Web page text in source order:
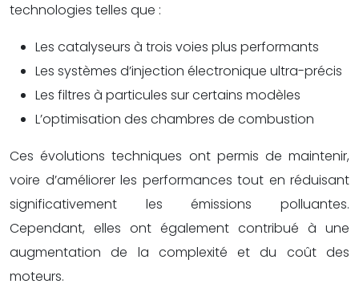
technologies telles que :
Les catalyseurs à trois voies plus performants
Les systèmes d’injection électronique ultra-précis
Les filtres à particules sur certains modèles
L’optimisation des chambres de combustion
Ces évolutions techniques ont permis de maintenir,
voire d’améliorer les performances tout en réduisant
significativement les émissions polluantes.
Cependant, elles ont également contribué à une
augmentation de la complexité et du coût des
moteurs.